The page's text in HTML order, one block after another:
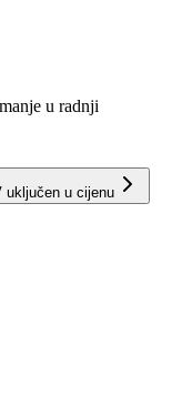
u radnji
uključen u cijenu